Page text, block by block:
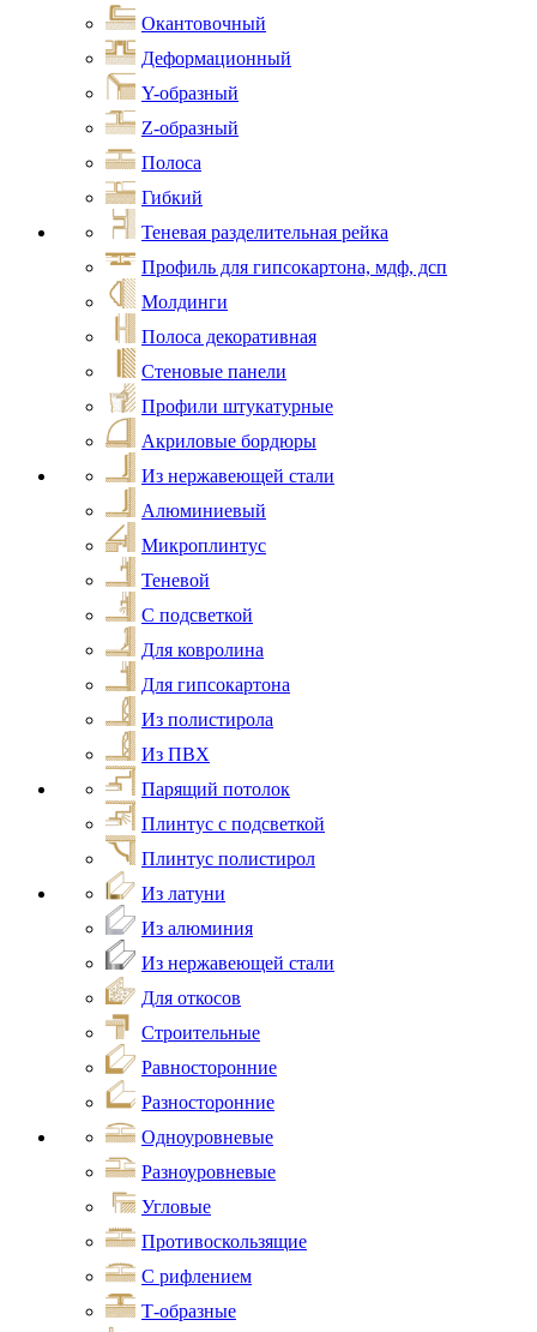
Окантовочный
Деформационный
Y-образный
Z-образный
Полоса
Гибкий
Теневая разделительная рейка
Профиль для гипсокартона, мдф, дсп
Молдинги
Полоса декоративная
Стеновые панели
Профили штукатурные
Акриловые бордюры
Из нержавеющей стали
Алюминиевый
Микроплинтус
Теневой
С подсветкой
Для ковролина
Для гипсокартона
Из полистирола
Из ПВХ
Парящий потолок
Плинтус с подсветкой
Плинтус полистирол
Из латуни
Из алюминия
Из нержавеющей стали
Для откосов
Строительные
Равносторонние
Разносторонние
Одноуровневые
Разноуровневые
Угловые
Противоскользящие
С рифлением
Т-образные